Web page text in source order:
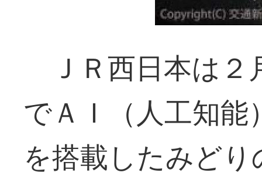
ＪＲ西日本は２
でＡＩ（人工知
を搭載したみど